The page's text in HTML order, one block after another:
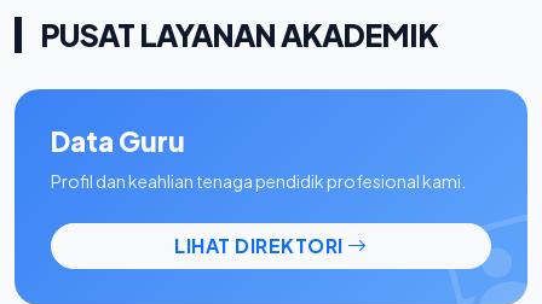
PUSAT LAYANAN AKADEMIK
Data Guru
Profil dan keahlian tenaga pendidik profesional kami.
LIHAT DIREKTORI